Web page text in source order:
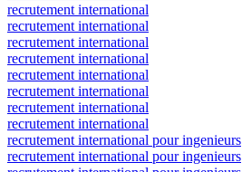
recrutement international
recrutement international
recrutement international
recrutement international
recrutement international
recrutement international
recrutement international
recrutement international
recrutement international pour ingenieurs
recrutement international pour ingenieurs